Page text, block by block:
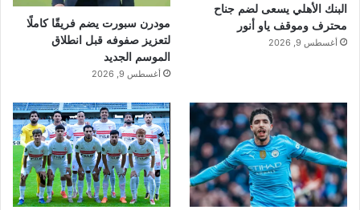
البنك الأهلي يسعى لضم جناح
محترف وموقف ياو أنور
أغسطس 9, 2026
مودرن سبورت يضم فريقًا كاملًا
لتعزيز صفوفه قبل انطلاق
الموسم الجديد
أغسطس 9, 2026